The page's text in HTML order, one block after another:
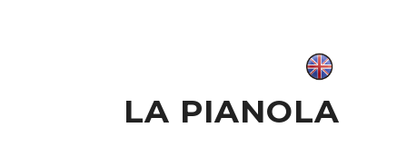
LA PIANOLA